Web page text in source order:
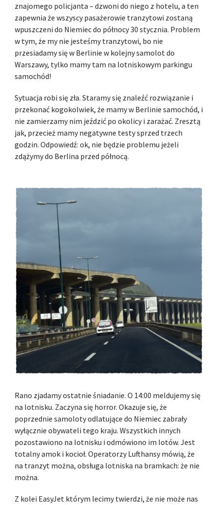
znajomego policjanta – dzwoni do niego z hotelu, a ten
zapewnia że wszyscy pasażerowie tranzytowi zostaną
wpuszczeni do Niemiec do północy 30 stycznia. Problem
w tym, że my nie jesteśmy tranzytowi, bo nie
przesiadamy się w Berlinie w kolejny samolot do
Warszawy, tylko mamy tam na lotniskowym parkingu
samochód!
Sytuacja robi się zła. Staramy się znaleźć rozwiązanie i
przekonać kogokolwiek, że mamy w Berlinie samochód, i
nie zamierzamy nim jeździć po okolicy i zarażać. Zresztą
jak, przecież mamy negatywne testy sprzed trzech
godzin. Odpowiedź: ok, nie będzie problemu jeżeli
zdążymy do Berlina przed północą.
Rano zjadamy ostatnie śniadanie. O 14:00 meldujemy się
na lotnisku. Zaczyna się horror. Okazuje się, że
poprzednie samoloty odlatujące do Niemiec zabrały
wyłącznie obywateli tego kraju. Wszystkich innych
pozostawiono na lotnisku i odmówiono im lotów. Jest
totalny amok i kocioł. Operatorzy Lufthansy mówią, że
na tranzyt można, obsługa lotniska na bramkach: że nie
można.
Z kolei EasyJet którym lecimy twierdzi, że nie może nas